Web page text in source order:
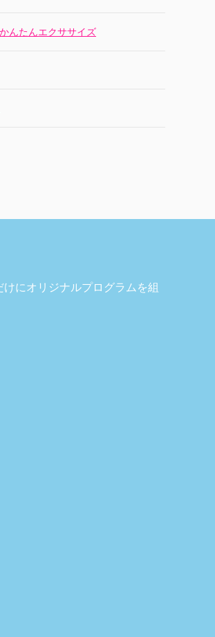
んたんエクササイズ
にオリジナルプログラムを組